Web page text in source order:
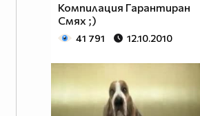
Компилация Гарантиран
Смях ;)
41 791 12.10.2010